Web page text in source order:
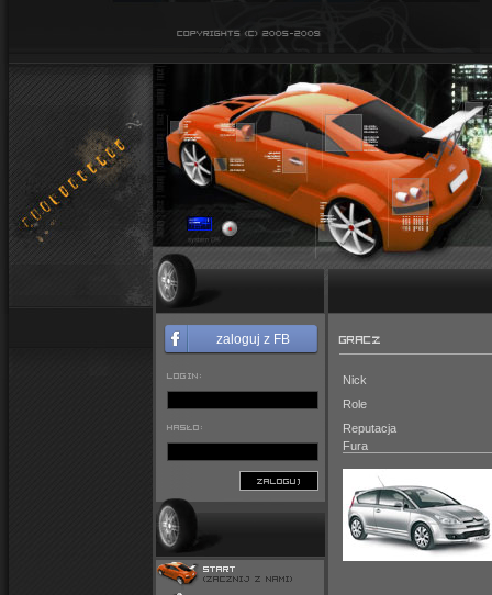
zaloguj z FB
LOGIN:
HASŁO:
ZALOGUJ
GRACZ
Nick
Role
Reputacja
Fura